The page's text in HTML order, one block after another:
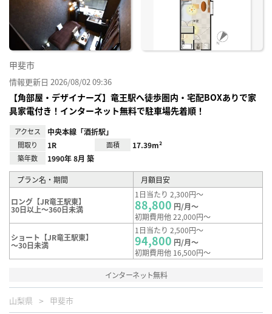
甲斐市
情報更新日 2026/08/02 09:36
【角部屋・デザイナーズ】竜王駅へ徒歩圏内・宅配BOXありで家
具家電付き！インターネット無料で駐車場先着順！
アクセス 中央本線「酒折駅」
間取り 1R 面積 17.39m²
築年数 1990年 8月 築
プラン名・期間 月額目安
ロング【JR竜王駅東】
30日以上～360日未満
1日当たり 2,300円～
88,800 円/月～
初期費用他 22,000円～
ショート【JR竜王駅東】
～30日未満
1日当たり 2,500円～
94,800 円/月～
初期費用他 16,500円～
インターネット無料
山梨県 甲斐市